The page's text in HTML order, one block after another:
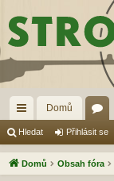
yc
hl
Domů
ór
a
Hledat Přihlásit se
Domů Obsah fóra